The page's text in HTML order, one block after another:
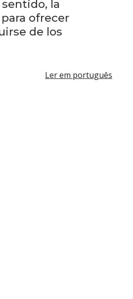
Novedades
Blog
la
ofrecer
de los
Ler em português